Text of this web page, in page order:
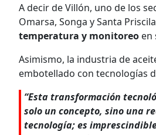
A decir de Villón, uno de los
Omarsa, Songa y Santa
temperatura y monitoreo en
Asimismo, la industria de
embotellado con tecnologías
“Esta transformación
solo un concepto, sino una
tecnología; es